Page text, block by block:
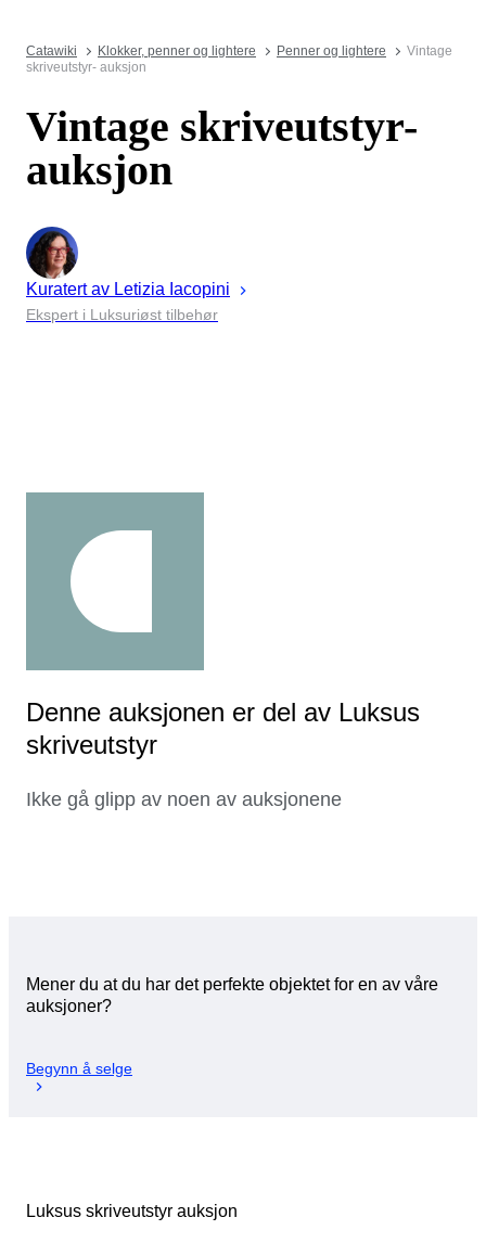
Catawiki Klokker, penner og lightere Penner og lightere
Vintage
skriveutstyr- auksjon
Vintage skriveutstyr-
auksjon
Kuratert av Letizia Iacopini
Ekspert i Luksuriøst tilbehør
Denne auksjonen er del av Luksus
skriveutstyr
Ikke gå glipp av noen av auksjonene
Mener du at du har det perfekte objektet for en av våre
auksjoner?
Begynn å selge
Luksus skriveutstyr auksjon